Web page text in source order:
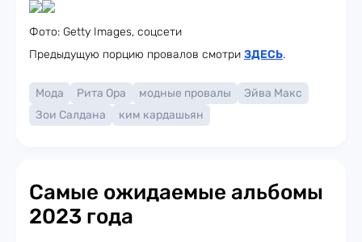
Фото: Getty Images, соцсети
Предыдущую порцию провалов смотри ЗДЕСЬ.
Мода Рита Ора модные провалы
Эйва Макс
Зои Салдана
ким кардашьян
Самые ожидаемые альбомы
2023 года